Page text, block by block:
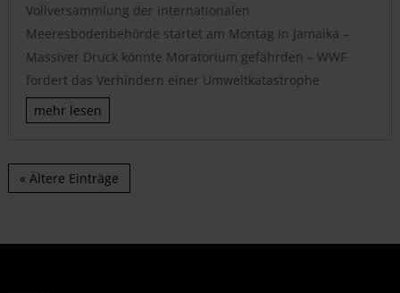
Vollversammlung der internationalen
Meeresbodenbehörde startet am Montag in Jamaika –
Massiver Druck könnte Moratorium gefährden – WWF
fordert das Verhindern einer Umweltkatastrophe
mehr lesen
« Ältere Einträge